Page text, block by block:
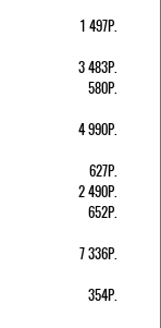
1 497Р.
3 483Р.
580Р.
4 990Р.
627Р.
2 490Р.
652Р.
7 336Р.
354Р.